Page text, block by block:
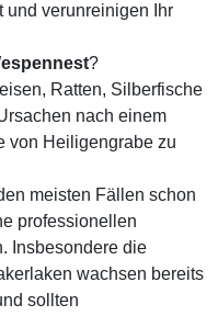
und verunreinigen Ihr
?
Ratten, Silberfische
nach einem
von Heiligengrabe zu
meisten Fällen schon
professionellen
Insbesondere die
wachsen bereits
sollten